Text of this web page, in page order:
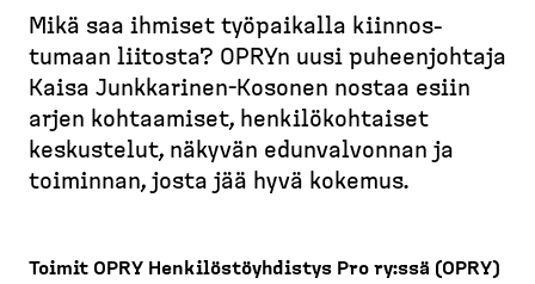
u
r
u
p
o
l
Mikä saa ihmiset työpaikalla kiinnos­
tumaan liitosta? OPRYn uusi puheen­johtaja
Kaisa Junkkarinen-​Kosonen nostaa esiin
arjen kohtaamiset, henkilö­koh­taiset
keskustelut, näkyvän edunval­vonnan ja
toiminnan, josta jää hyvä kokemus.
Toimit OPRY Henkilös­töyh­distys Pro ry:ssä (OPRY)